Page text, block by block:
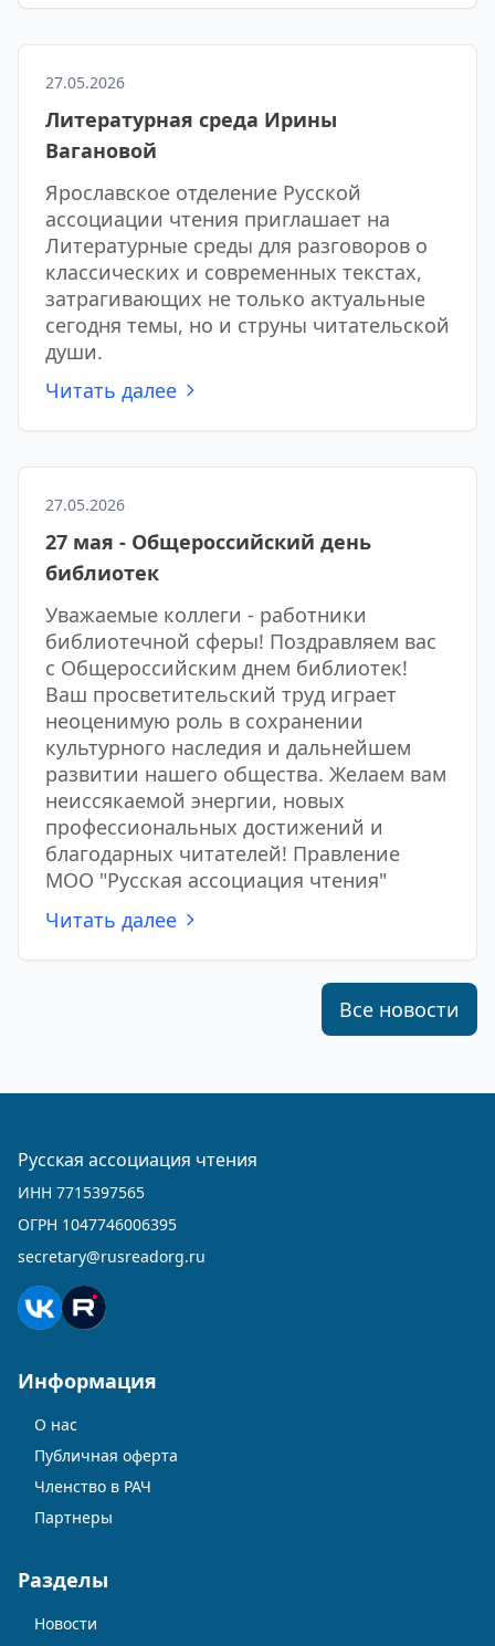
27.05.2026
Литературная среда Ирины
Вагановой
Ярославское отделение Русской
ассоциации чтения приглашает на
Литературные среды для разговоров о
классических и современных текстах,
затрагивающих не только актуальные
сегодня темы, но и струны читательской
души.
Читать далее
27.05.2026
27 мая - Общероссийский день
библиотек
Уважаемые коллеги - работники
библиотечной сферы! Поздравляем вас
с Общероссийским днем библиотек!
Ваш просветительский труд играет
неоценимую роль в сохранении
культурного наследия и дальнейшем
развитии нашего общества. Желаем вам
неиссякаемой энергии, новых
профессиональных достижений и
благодарных читателей! Правление
МОО "Русская ассоциация чтения"
Читать далее
Все новости
Русская ассоциация чтения
ИНН 7715397565
ОГРН 1047746006395
secretary@rusreadorg.ru
Информация
О нас
Публичная оферта
Членство в РАЧ
Партнеры
Разделы
Новости